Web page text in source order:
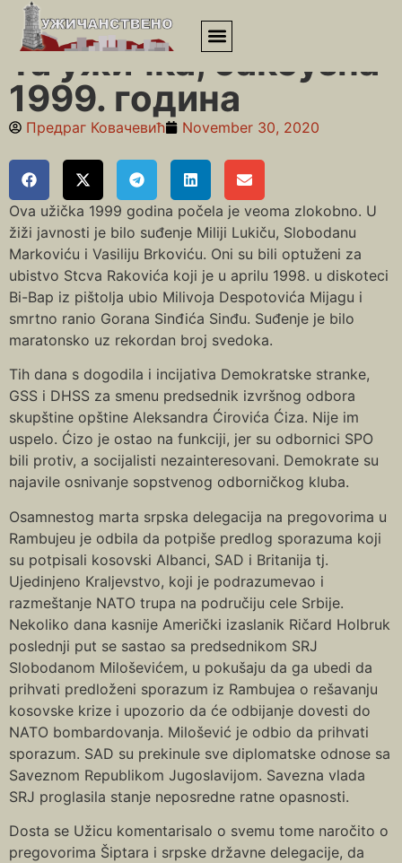
Почетна»Деведесете»Та ужичка, баксузна 1999. година
Та ужичка, баксузна
1999. година
Предраг Ковачевић November 30, 2020
Ova užička 1999 godina počela je veoma zlokobno. U
žiži javnosti je bilo suđenje Miliji Lukiču, Slobodanu
Markoviću i Vasiliju Brkoviću. Oni su bili optuženi za
ubistvo Stcva Rakovića koji je u aprilu 1998. u diskoteci
Bi-Bap iz pištolja ubio Milivoja Despotovića Mijagu i
smrtno ranio Gorana Sinđića Sinđu. Suđenje je bilo
maratonsko uz rekordan broj svedoka.
Tih dana s dogodila i incijativa Demokratske stranke,
GSS i DHSS za smenu predsednik izvršnog odbora
skupštine opštine Aleksandra Ćirovića Ćiza. Nije im
uspelo. Ćizo je ostao na funkciji, jer su odbornici SPO
bili protiv, a socijalisti nezainteresovani. Demokrate su
najavile osnivanje sopstvenog odborničkog kluba.
Osamnestog marta srpska delegacija na pregovorima u
Rambujeu je odbila da potpiše predlog sporazuma koji
su potpisali kosovski Albanci, SAD i Britanija tj.
Ujedinjeno Кraljevstvo, koji je podrazumevao i
razmeštanje NATO trupa na područiju cele Srbije.
Nekoliko dana kasnije Američki izaslanik Ričard Holbruk
poslednji put se sastao sa predsednikom SRJ
Slobodanom Miloševićem, u pokušaju da ga ubedi da
prihvati predloženi sporazum iz Rambujea o rešavanju
kosovske krize i upozorio da će odbijanje dovesti do
NATO bombardovanja. Milošević je odbio da prihvati
sporazum. SAD su prekinule sve diplomatske odnose sa
Saveznom Republikom Jugoslavijom. Savezna vlada
SRJ proglasila stanje neposredne ratne opasnosti.
Dosta se Užicu komentarisalo o svemu tome naročito o
pregovorima Šiptara i srpske državne delegacije, da